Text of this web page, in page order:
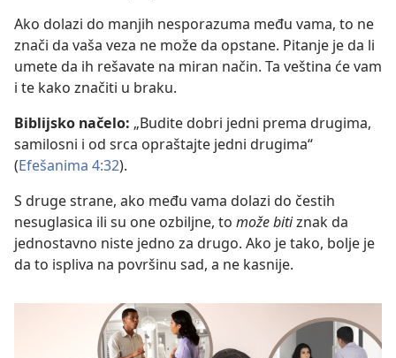
Ako dolazi do manjih nesporazuma među vama, to ne
znači da vaša veza ne može da opstane. Pitanje je da li
umete da ih rešavate na miran način. Ta veština će vam
i te kako značiti u braku.
Biblijsko načelo: „Budite dobri jedni prema drugima,
samilosni i od srca opraštajte jedni drugima“
(Efešanima 4:32).
S druge strane, ako među vama dolazi do čestih
nesuglasica ili su one ozbiljne, to može bitiznak da
jednostavno niste jedno za drugo. Ako je tako, bolje je
da to ispliva na površinu sad, a ne kasnije.